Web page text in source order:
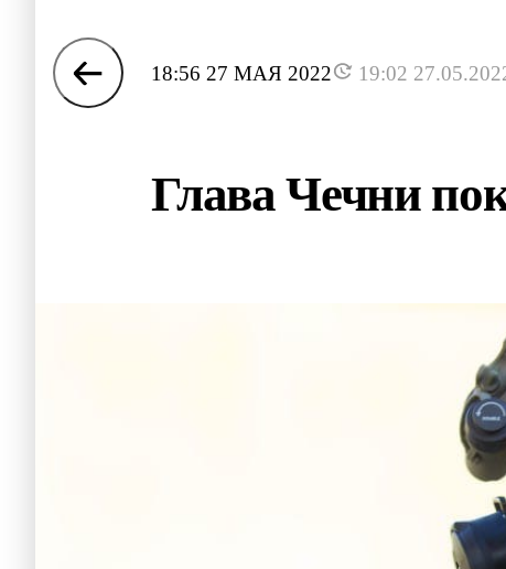
18:56 27 МАЯ 2022 19:02
Глава Чечни